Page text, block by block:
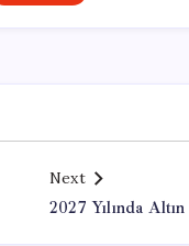
Next
2027 Yılında